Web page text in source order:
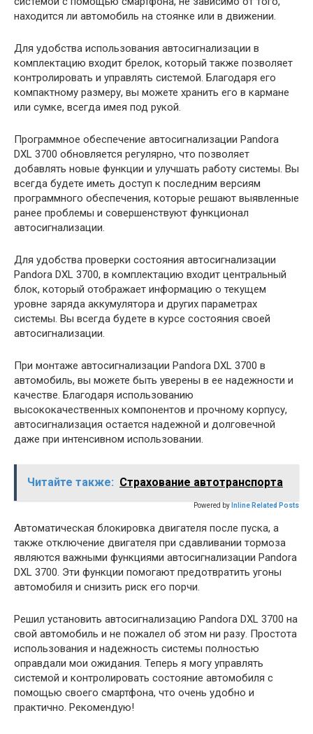
находится ли автомобиль на стоянке или в движении.
Для удобства использования автосигнализации в
комплектацию входит брелок, который также позволяет
контролировать и управлять системой. Благодаря его
компактному размеру, вы можете хранить его в кармане
или сумке, всегда имея под рукой.
Программное обеспечение автосигнализации Pandora
DXL 3700 обновляется регулярно, что позволяет
добавлять новые функции и улучшать работу системы. Вы
всегда будете иметь доступ к последним версиям
программного обеспечения, которые решают выявленные
ранее проблемы и совершенствуют функционал
автосигнализации.
Для удобства проверки состояния автосигнализации
Pandora DXL 3700, в комплектацию входит центральный
блок, который отображает информацию о текущем
уровне заряда аккумулятора и других параметрах
системы. Вы всегда будете в курсе состояния своей
автосигнализации.
При монтаже автосигнализации Pandora DXL 3700 в
автомобиль, вы можете быть уверены в ее надежности и
качестве. Благодаря использованию
высококачественных компонентов и прочному корпусу,
автосигнализация остается надежной и долговечной
даже при интенсивном использовании.
Читайте также: Страхование автотранспорта
Powered by Inline Related Posts
Автоматическая блокировка двигателя после пуска, а
также отключение двигателя при сдавливании тормоза
являются важными функциями автосигнализации Pandora
DXL 3700. Эти функции помогают предотвратить угоны
автомобиля и снизить риск его порчи.
Решил установить автосигнализацию Pandora DXL 3700 на
свой автомобиль и не пожалел об этом ни разу. Простота
использования и надежность системы полностью
оправдали мои ожидания. Теперь я могу управлять
системой и контролировать состояние автомобиля с
помощью своего смартфона, что очень удобно и
практично. Рекомендую!